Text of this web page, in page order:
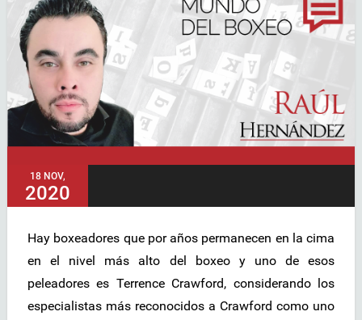
18 NOV,
2020
Hay boxeadores que por años permanecen en la cima
en el nivel más alto del boxeo y uno de esos
peleadores es Terrence Crawford, considerando los
especialistas más reconocidos a Crawford como uno